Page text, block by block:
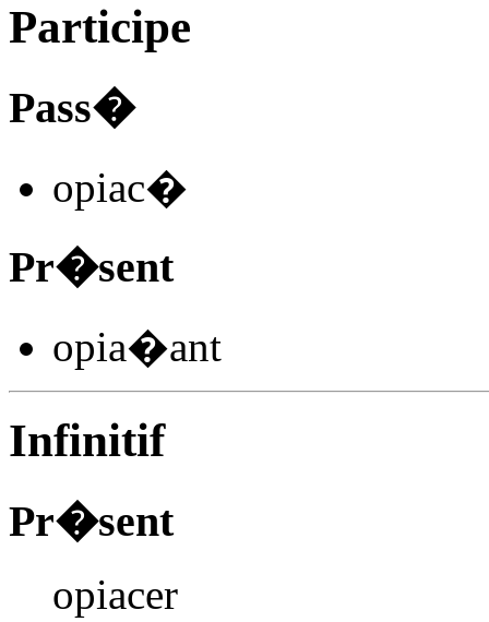
Participe
Pass�
opiac�
Pr�sent
opia�ant
Infinitif
Pr�sent
opiacer